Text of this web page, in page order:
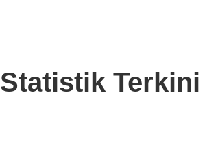
Statistik Terkini